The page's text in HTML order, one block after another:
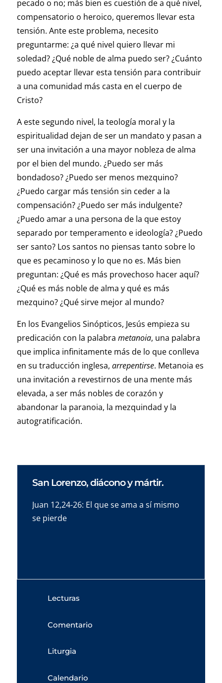
pecado o no; más bien es cuestión de a qué nivel,
compensatorio o heroico, queremos llevar esta
tensión. Ante este problema, necesito
preguntarme: ¿a qué nivel quiero llevar mi
soledad? ¿Qué noble de alma puedo ser? ¿Cuánto
puedo aceptar llevar esta tensión para contribuir
a una comunidad más casta en el cuerpo de
Cristo?
A este segundo nivel, la teología moral y la
espiritualidad dejan de ser un mandato y pasan a
ser una invitación a una mayor nobleza de alma
por el bien del mundo. ¿Puedo ser más
bondadoso? ¿Puedo ser menos mezquino?
¿Puedo cargar más tensión sin ceder a la
compensación? ¿Puedo ser más indulgente?
¿Puedo amar a una persona de la que estoy
separado por temperamento e ideología? ¿Puedo
ser santo? Los santos no piensas tanto sobre lo
que es pecaminoso y lo que no es. Más bien
preguntan: ¿Qué es más provechoso hacer aquí?
¿Qué es más noble de alma y qué es más
mezquino? ¿Qué sirve mejor al mundo?
En los Evangelios Sinópticos, Jesús empieza su
predicación con la palabra metanoia, una palabra
que implica infinitamente más de lo que conlleva
en su traducción inglesa, arrepentirse. Metanoia es
una invitación a revestirnos de una mente más
elevada, a ser más nobles de corazón y
abandonar la paranoia, la mezquindad y la
autogratificación.
San Lorenzo, diácono y mártir.
Juan 12,24-26: El que se ama a sí mismo
se pierde
Lecturas
Comentario
Liturgia
Calendario